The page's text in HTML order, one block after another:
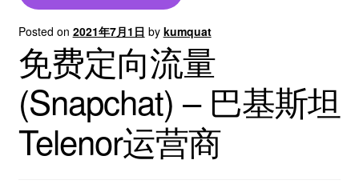
Posted on 2021年7月1日 by kumquat
免费定向流量
(Snapchat) – 巴基斯坦
Telenor运营商